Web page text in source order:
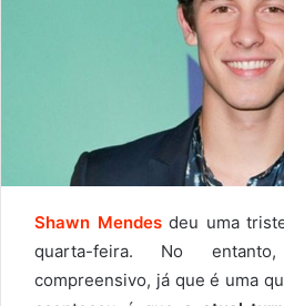
Shawn Mendesdeu uma
quarta-feira. No
compreensivo, já que é uma